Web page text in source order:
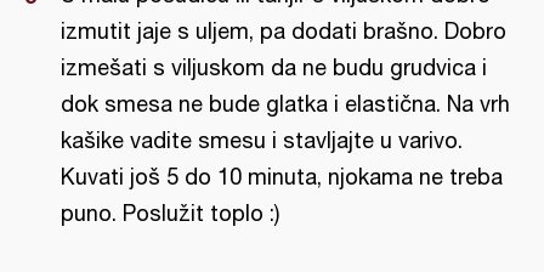
izmutit jaje s uljem, pa dodati brašno. Dobro
izmešati s viljuskom da ne budu grudvica i
dok smesa ne bude glatka i elastična. Na vrh
kašike vadite smesu i stavljajte u varivo.
Kuvati još 5 do 10 minuta, njokama ne treba
puno. Poslužit toplo :)